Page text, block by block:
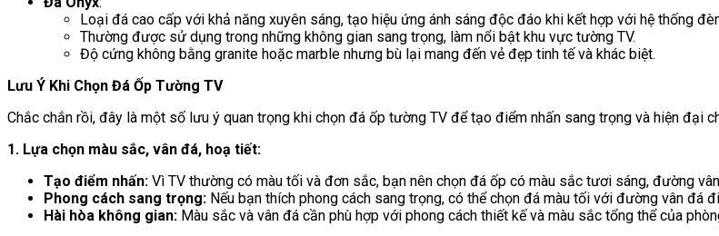
Loại đá cao cấp với khả năng xuyên sáng, tạo hiệu ứng ánh sáng độc đáo khi kết hợp với hệ thống
Thường được sử dụng trong những không gian sang trọng, làm nổi bật khu vực tường TV.
Độ cứng không bằng granite hoặc marble nhưng bù lại mang đến vẻ đẹp tinh tế và khác biệt.
Lưu Ý Khi Chọn Đá Ốp Tường TV
Chắc chắn rồi, đây là một số lưu ý quan trọng khi chọn đá ốp tường TV để tạo điểm nhấn sang trọng và hiện đại
1. Lựa chọn màu sắc, vân đá, hoạ tiết:
Tạo điểm nhấn: Vì TV thường có màu tối và đơn sắc, bạn nên chọn đá ốp có màu sắc tươi sáng, đường
Phong cách sang trọng: Nếu bạn thích phong cách sang trọng, có thể chọn đá màu tối với đường vân đá
Hài hòa không gian: Màu sắc và vân đá cần phù hợp với phong cách thiết kế và màu sắc tổng thể của